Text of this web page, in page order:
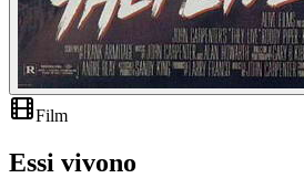
Film
Essi vivono